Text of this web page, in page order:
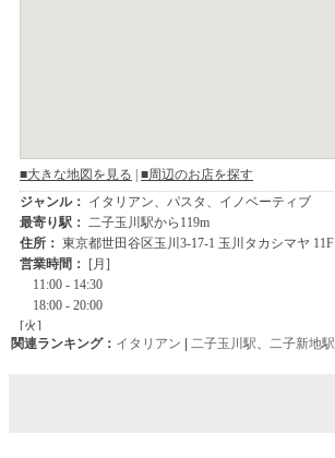
関連ランキング： イタリアン | 二子玉川駅 二子新地駅